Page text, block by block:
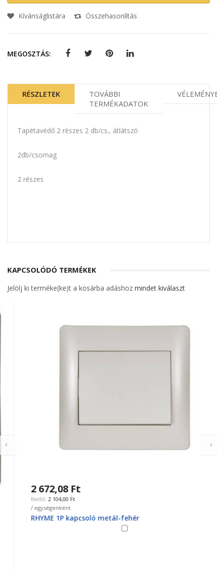
Kívánságlistára Összehasonlítás
MEGOSZTÁS:
RÉSZLETEK
TOVÁBBI
TERMÉKADATOK
Tapétavédő 2 részes 2 db/cs., átlátszó
2db/csomag
2 részes
KAPCSOLÓDÓ TERMÉKEK
Jelölj ki terméke(ke)t a kosárba adáshoz mindet kiválaszt
2 672,08 Ft
2 104,00 Ft
/ egységenként
RHYME 1P kapcsoló metál-fehér